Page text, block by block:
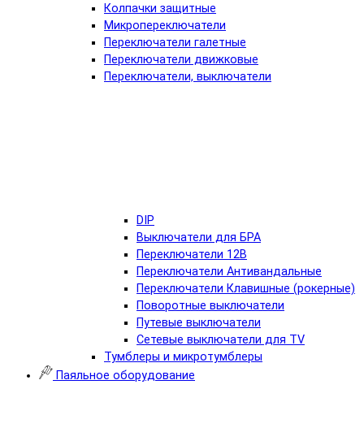
Колпачки защитные
Микропереключатели
Переключатели галетные
Переключатели движковые
Переключатели, выключатели
DIP
Выключатели для БРА
Переключатели 12В
Переключатели Антивандальные
Переключатели Клавишные (рокерные)
Поворотные выключатели
Путевые выключатели
Сетевые выключатели для TV
Тумблеры и микротумблеры
Паяльное оборудование